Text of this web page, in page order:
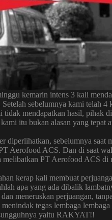
kemarin intens 3 kali
sebelumnya kami telah
mendapatkan hasil, pihak
itu bukan alasan yang tepat
diperlihatkan, sebelumnya saat
Aerofood ACS. Dan di saat
PT Aerofood ACS di
kerap kali membuat
apa yang ada dibalik
meneruskan perjuangan,
tegas lembaga
yaitu RAKYAT!!